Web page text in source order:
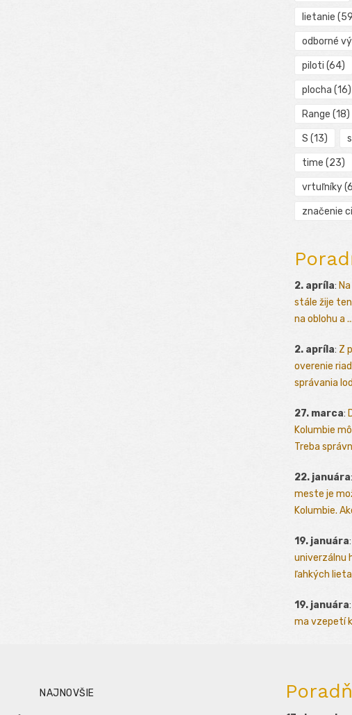
lietanie
odborné
piloti (64)
plocha (16)
Range (18)
S (13)
time (23)
vrtuľníky
značenie
2. apríla:
stále žije
na oblohu a ...
2. apríla: Z
overenie
správania
27. marca:
Kolumbie
Treba
22. januára:
meste je
Kolumbie.
19. januára:
univerzálnu
ľahkých
19. januára:
ma vzepetí
NAJNOVŠIE